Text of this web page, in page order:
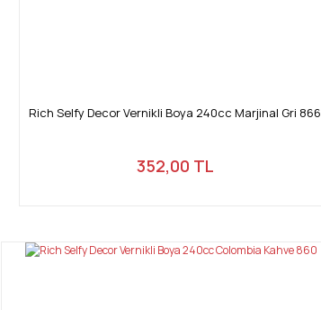
Rich Selfy Decor Vernikli Boya 240cc Marjinal Gri 866
352,00 TL